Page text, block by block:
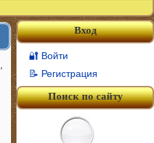
Вход
🔐 Войти
📝 Регистрация
Поиск по сайту